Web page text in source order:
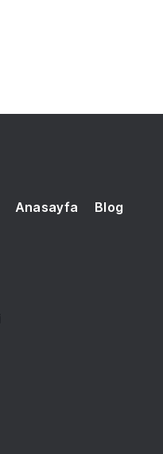
Anasayfa Blog